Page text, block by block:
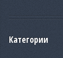
Категории